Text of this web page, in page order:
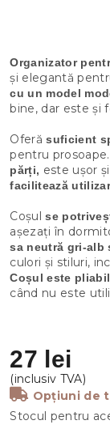
27 lei
Opțiuni de
Stocul pentru
Organizator
și elegantă
cu un model
bine, dar este și
Oferăsuficient
pentru
părți, este ușor și
facilitează
Coșulse
așezați în
sa neutră gri-alb
culori și stiluri,
Coșul este
când nu este